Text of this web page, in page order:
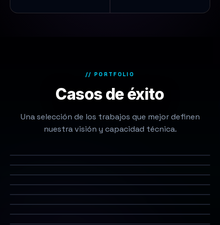
// PORTFOLIO
Casos de éxito
Una selección de los trabajos que mejor definen
nuestra visión y capacidad técnica.
Museo Alborán
250 Años de Futuro
Viajeros con B
Mobility City